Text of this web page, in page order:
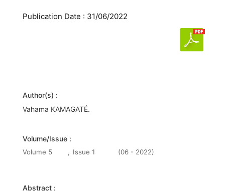
Publication Date : 31/06/2022
Author(s) :
Vahama KAMAGATÉ.
Volume/Issue :
Volume 5 , Issue 1 (06 - 2022)
Abstract :